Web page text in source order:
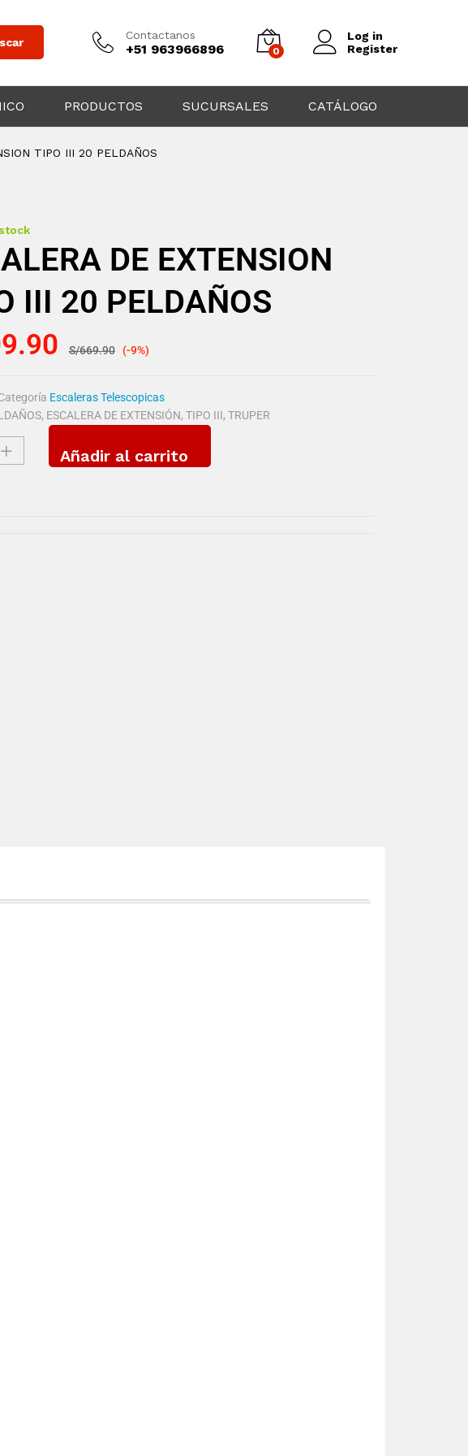
Contactanos
+51 963966896 0
Log in
Register
PRODUCTOS SUCURSALES CATÁLOGO
TIPO III 20 PELDAÑOS
DE EXTENSION
III 20 PELDAÑOS
S/669.90 (-9%)
Escaleras Telescopicas
, ESCALERA DE EXTENSIÓN, TIPO III, TRUPER
Añadir al carrito